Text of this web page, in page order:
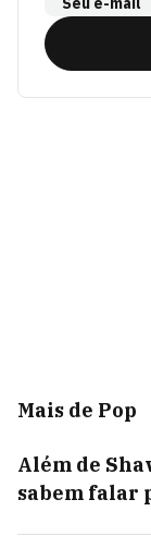
Mais de Pop
Além de
sabem falar